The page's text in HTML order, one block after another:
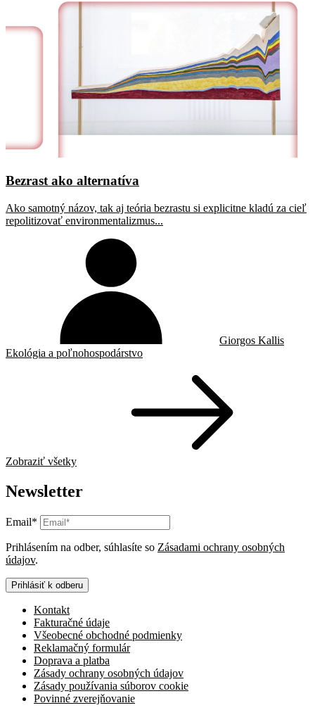
Bezrast ako alternatíva
Ako samotný názov, tak aj teória bezrastu si explicitne kladú za cieľ
repolitizovať environmentalizmus...
Giorgos Kallis
Ekológia a poľnohospodárstvo
Zobraziť všetky
Newsletter
Email*
Prihlásením na odber, súhlasíte so Zásadami ochrany osobných
údajov.
Prihlásiť k odberu
Kontakt
Fakturačné údaje
Všeobecné obchodné podmienky
Reklamačný formulár
Doprava a platba
Zásady ochrany osobných údajov
Zásady používania súborov cookie
Povinné zverejňovanie